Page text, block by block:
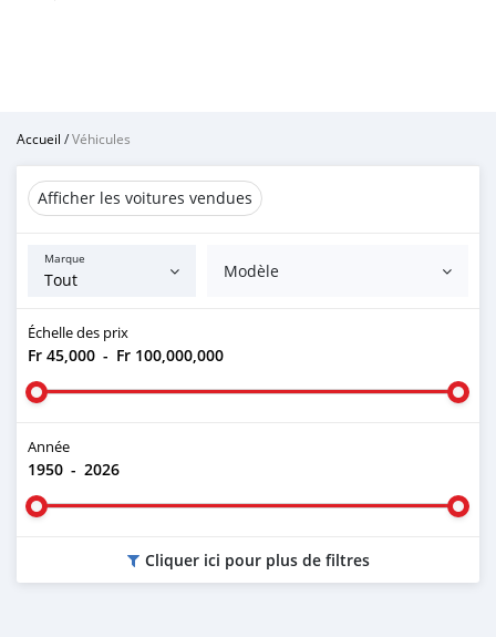
Accueil /Véhicules
Afficher les voitures vendues
Marque
Modèle
Échelle des prix
Fr 45,000 - Fr 100,000,000
Année
1950 - 2026
Cliquer ici pour plus de filtres